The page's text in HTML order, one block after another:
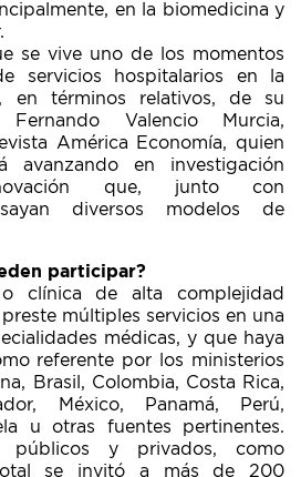
en la biomedicina y
se vive uno de los momentos
servicios hospitalarios en la
en términos relativos, de su
Fernando Valencio Murcia,
América Economía, quien
avanzando en investigación
que, junto con
diversos modelos de
participar?
clínica de alta complejidad
múltiples servicios en una
médicas, y que haya
referente por los ministerios
Brasil, Colombia, Costa Rica,
México, Panamá, Perú,
u otras fuentes pertinentes.
públicos y privados, como
se invitó a más de 200